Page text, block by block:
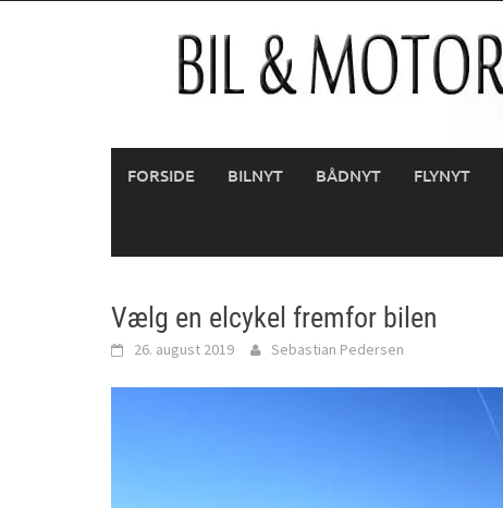
FORSIDE BILNYT BÅDNYT FLYNYT
Vælg en elcykel fremfor bilen
26. august 2019 Sebastian Pedersen